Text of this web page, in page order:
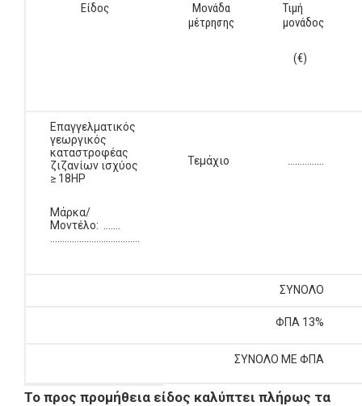
Είδος
Μονάδα
μέτρησης
Τιμή
μονάδος
(€)
Επαγγελματικός
γεωργικός
καταστροφέας
ζιζανίων ισχύος
≥ 18HP
Μάρκα/
Μοντέλο: …….
Τεμάχιο
ΣΥΝΟΛΟ
ΦΠΑ 13%
ΣΥΝΟΛΟ ΜΕ ΦΠΑ
Το προς προμήθεια είδος καλύπτει πλήρως τα